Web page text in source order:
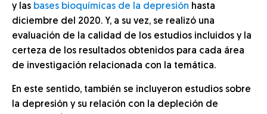
y las bases bioquímicas de la depresión hasta
diciembre del 2020. Y, a su vez, se realizó una
evaluación de la calidad de los estudios incluidos y la
certeza de los resultados obtenidos para cada área
de investigación relacionada con la temática.
En este sentido, también se incluyeron estudios sobre
la depresión y su relación con la depleción de